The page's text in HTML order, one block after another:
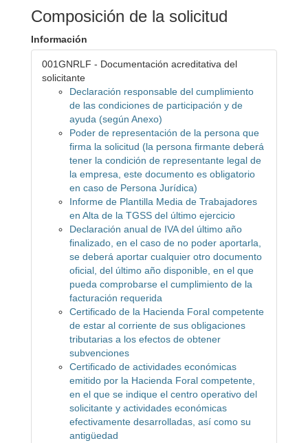
Composición de la solicitud
Información
001GNRLF - Documentación acreditativa del
solicitante
Declaración responsable del cumplimiento
de las condiciones de participación y de
ayuda (según Anexo)
Poder de representación de la persona que
firma la solicitud (la persona firmante deberá
tener la condición de representante legal de
la empresa, este documento es obligatorio
en caso de Persona Jurídica)
Informe de Plantilla Media de Trabajadores
en Alta de la TGSS del último ejercicio
Declaración anual de IVA del último año
finalizado, en el caso de no poder aportarla,
se deberá aportar cualquier otro documento
oficial, del último año disponible, en el que
pueda comprobarse el cumplimiento de la
facturación requerida
Certificado de la Hacienda Foral competente
de estar al corriente de sus obligaciones
tributarias a los efectos de obtener
subvenciones
Certificado de actividades económicas
emitido por la Hacienda Foral competente,
en el que se indique el centro operativo del
solicitante y actividades económicas
efectivamente desarrolladas, así como su
antigüedad